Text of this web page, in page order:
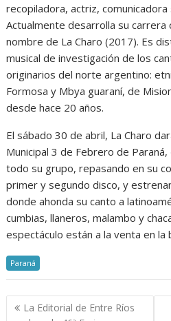
recopiladora, actriz,
Actualmente desarrolla su carrera
nombre de La Charo (2017). Es
musical de investigación de los
originarios del norte argentino:
Formosa y Mbya guaraní, de
desde hace 20 años.
El sábado 30 de abril, La Charo
Municipal 3 de Febrero de
todo su grupo, repasando en su
primer y segundo disco, y
donde ahonda su canto a
cumbias, llaneros, malambo y
espectáculo están a la venta en
Paraná
Navegación
La Editorial de Entre Ríos